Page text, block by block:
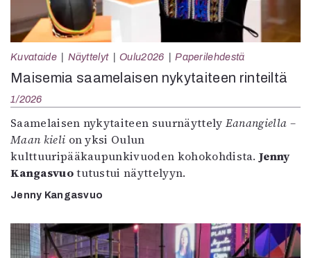
Kuvataide Näyttelyt Oulu2026 Paperilehdestä
Maisemia saamelaisen nykytaiteen rinteiltä
1/2026
Saamelaisen nykytaiteen suurnäyttely Eanangiella –
Maan kieli on yksi Oulun
kulttuuripääkaupunkivuoden kohokohdista.Jenny
Kangasvuotutustui näyttelyyn.
Jenny Kangasvuo